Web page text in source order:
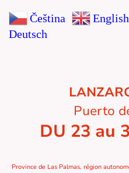
Puerto
DU 23 au
Province de Las Palmas, région
Čeština‎ English
Deutsch